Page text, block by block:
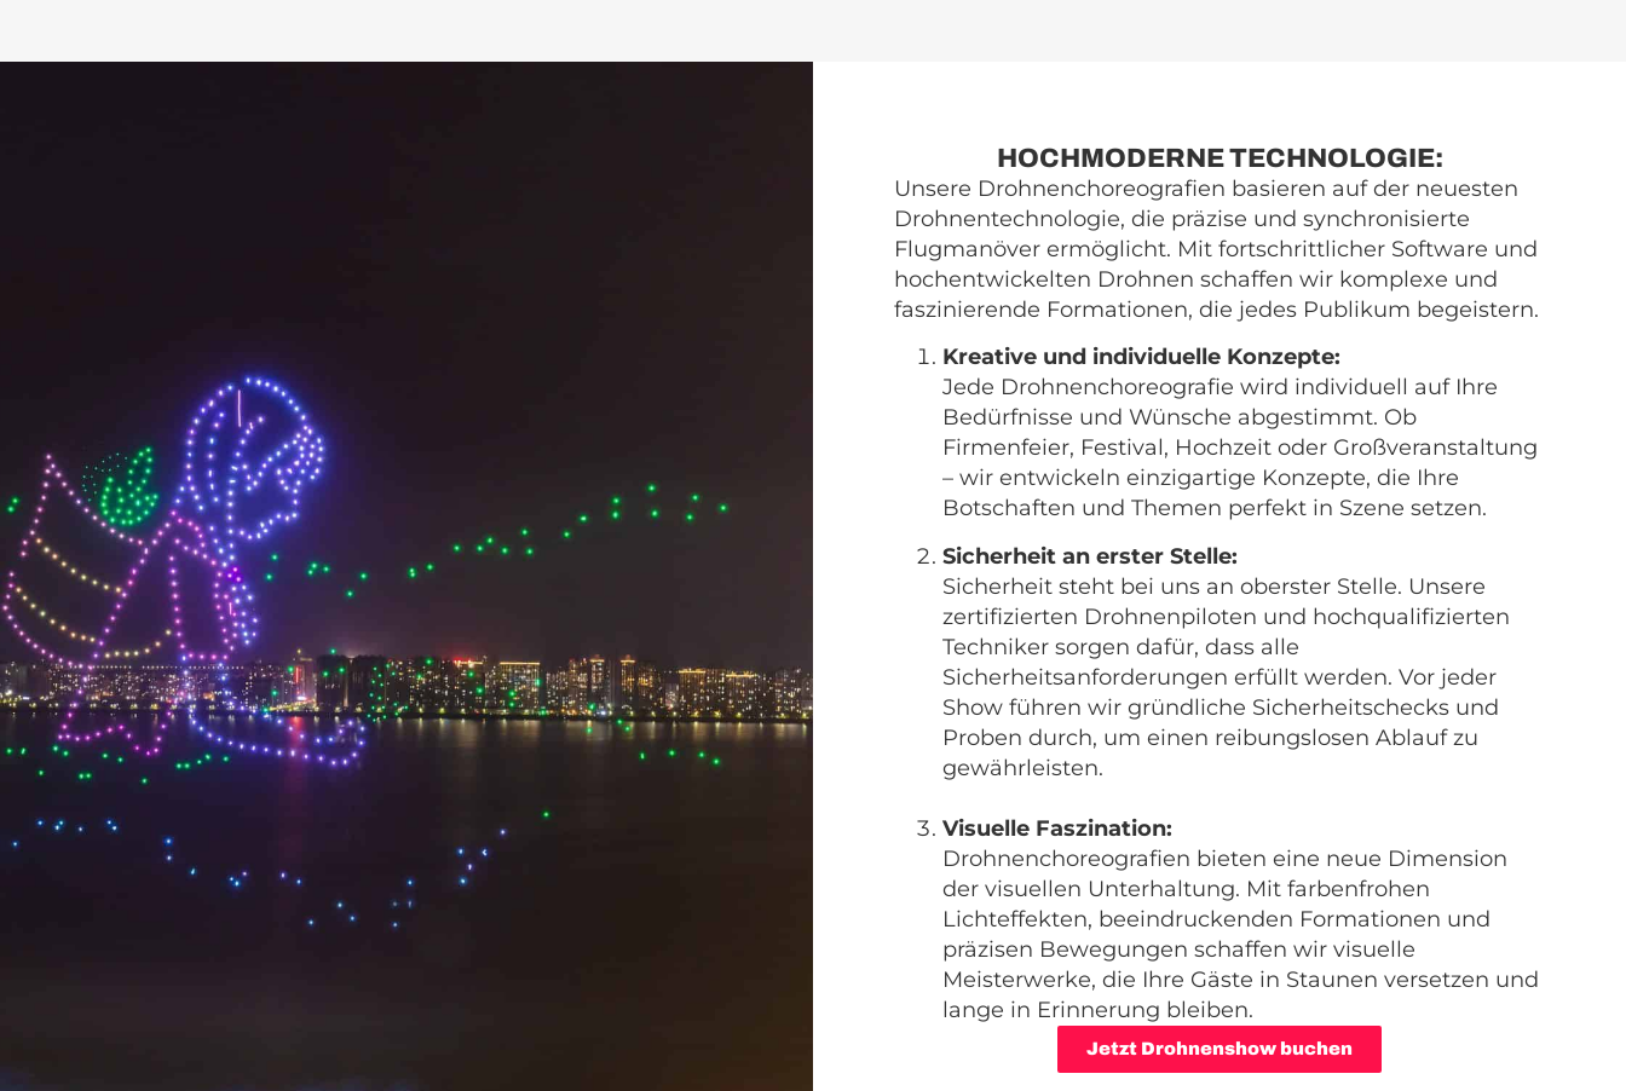
HOCHMODERNE TECHNOLOGIE:
Unsere Drohnenchoreografien basieren auf der neuesten
Drohnentechnologie, die präzise und synchronisierte
Flugmanöver ermöglicht. Mit fortschrittlicher Software und
hochentwickelten Drohnen schaffen wir komplexe und
faszinierende Formationen, die jedes Publikum begeistern.
Kreative und individuelle Konzepte:
Jede Drohnenchoreografie wird individuell auf Ihre
Bedürfnisse und Wünsche abgestimmt. Ob
Firmenfeier, Festival, Hochzeit oder Großveranstaltung
– wir entwickeln einzigartige Konzepte, die Ihre
Botschaften und Themen perfekt in Szene setzen.
Sicherheit an erster Stelle:
Sicherheit steht bei uns an oberster Stelle. Unsere
zertifizierten Drohnenpiloten und hochqualifizierten
Techniker sorgen dafür, dass alle
Sicherheitsanforderungen erfüllt werden. Vor jeder
Show führen wir gründliche Sicherheitschecks und
Proben durch, um einen reibungslosen Ablauf zu
gewährleisten.
Visuelle Faszination:
Drohnenchoreografien bieten eine neue Dimension
der visuellen Unterhaltung. Mit farbenfrohen
Lichteffekten, beeindruckenden Formationen und
präzisen Bewegungen schaffen wir visuelle
Meisterwerke, die Ihre Gäste in Staunen versetzen und
lange in Erinnerung bleiben.
Jetzt Drohnenshow buchen